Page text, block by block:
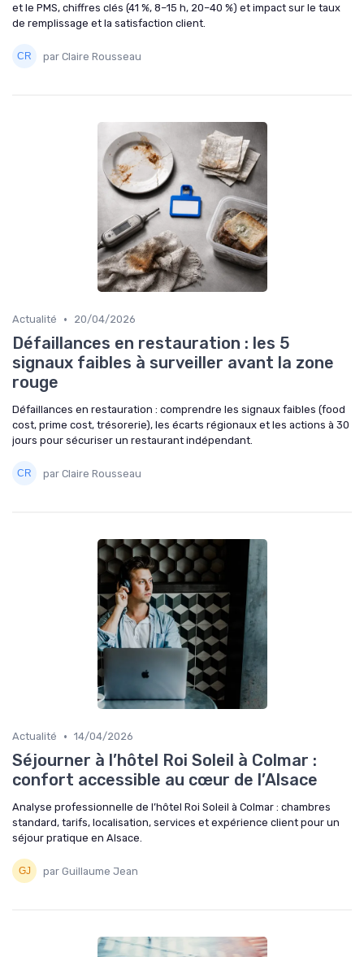
et le PMS, chiffres clés (41 %, 8–15 h, 20–40 %) et impact sur le taux
de remplissage et la satisfaction client.
par Claire Rousseau
Actualité • 20/04/2026
Défaillances en restauration : les 5
signaux faibles à surveiller avant la zone
rouge
Défaillances en restauration : comprendre les signaux faibles (food
cost, prime cost, trésorerie), les écarts régionaux et les actions à 30
jours pour sécuriser un restaurant indépendant.
par Claire Rousseau
Actualité • 14/04/2026
Séjourner à l’hôtel Roi Soleil à Colmar :
confort accessible au cœur de l’Alsace
Analyse professionnelle de l’hôtel Roi Soleil à Colmar : chambres
standard, tarifs, localisation, services et expérience client pour un
séjour pratique en Alsace.
par Guillaume Jean